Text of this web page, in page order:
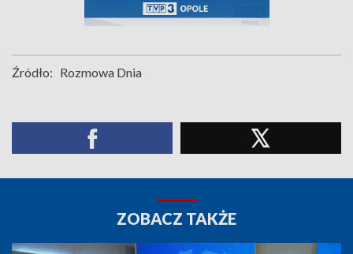
Źródło: Rozmowa Dnia
ZOBACZ TAKŻE